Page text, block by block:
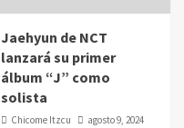
Jaehyun de NCT
lanzará su primer
álbum “J” como
solista
Chicome Itzcu
agosto 9, 2024